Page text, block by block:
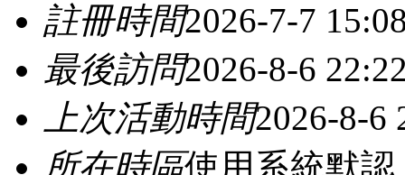
註冊時間2026-7-7
最後訪問2026-8-6
上次活動時間2026-8-6
所在時區使用系統默認